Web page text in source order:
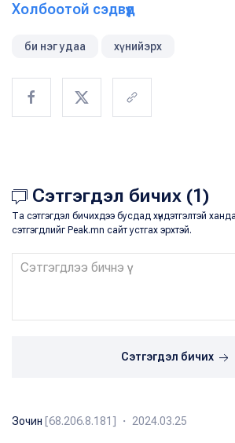
Холбоотой сэдвүүд
би нэг удаа хүнийэрх
Сэтгэгдэл бичих (1)
Та сэтгэгдэл бичихдээ бусдад хүндэтгэлтэй
сэтгэгдлийг Peak.mn сайт устгах эрхтэй.
Сэтгэгдэл бичих
Зочин [68.206.8.181] ・ 2024.03.25